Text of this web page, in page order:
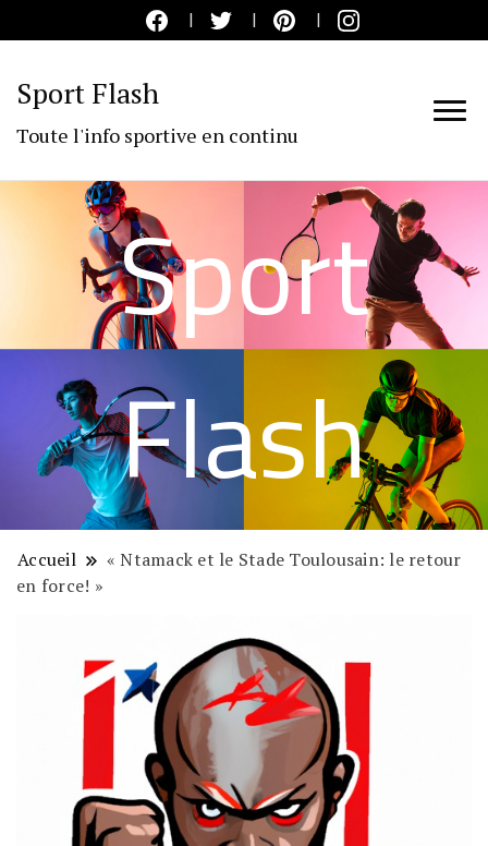
Sport Flash
Toute l'info sportive en continu
Sport
Flash
Accueil
« Ntamack et le Stade Toulousain: le retour
en force! »